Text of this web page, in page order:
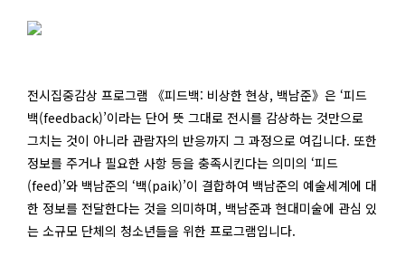
전시집중감상 프로그램 《피드백: 비상한 현상, 백남준》은 ‘피드
백(feedback)’이라는 단어 뜻 그대로 전시를 감상하는 것만으로
그치는 것이 아니라 관람자의 반응까지 그 과정으로 여깁니다. 또한
정보를 주거나 필요한 사항 등을 충족시킨다는 의미의 ‘피드
(feed)’와 백남준의 ‘백(paik)’이 결합하여 백남준의 예술세계에 대
한 정보를 전달한다는 것을 의미하며, 백남준과 현대미술에 관심 있
는 소규모 단체의 청소년들을 위한 프로그램입니다.